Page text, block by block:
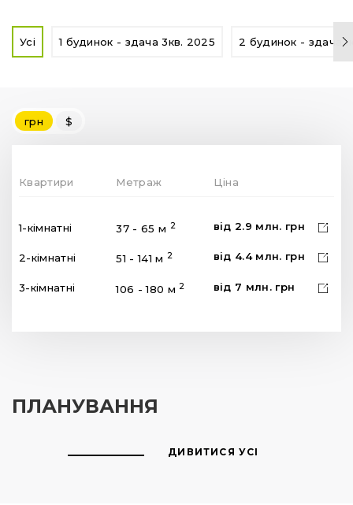
Усі 1 будинок - здача 3кв. 2025 2 будинок - здача
грн $
Квартири Метраж Ціна
1-кімнатні 37 - 65 м 2 від 2.9 млн. грн
2-кімнатні 51 - 141 м 2 від 4.4 млн. грн
3-кімнатні 106 - 180 м 2 від 7 млн. грн
ПЛАНУВАННЯ
ДИВИТИСЯ УСІ